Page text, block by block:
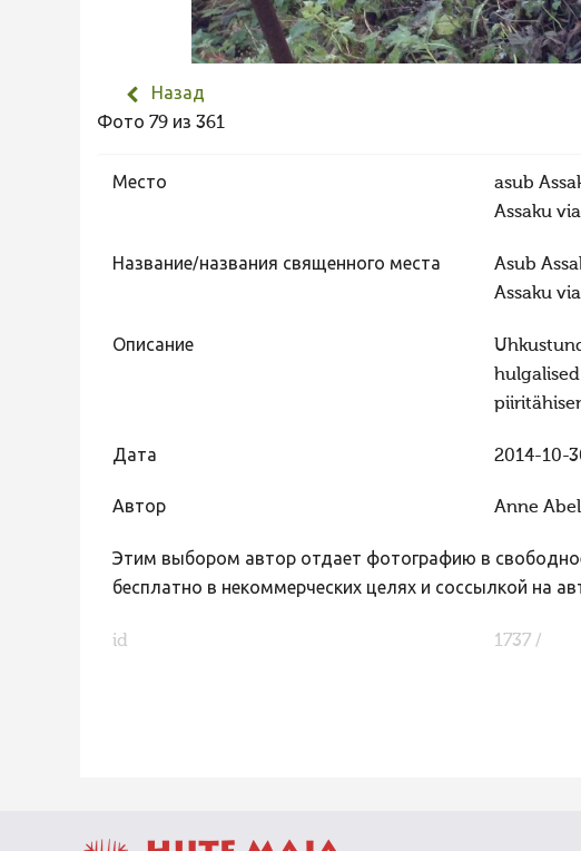
Назад
Фото 79 из 361
Место
asub
Assaku
Название/названия священного места
Asub
Assaku
Описание
Дата 2014-10-
Автор Anne Abel
Этим выбором автор отдает фотографию в
бесплатно в некоммерческих целях и соссылкой на
id 1737 /